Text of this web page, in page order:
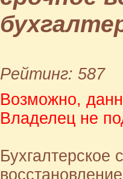
Рейтинг: 587
Возможно,
Владелец не
Бухгалтерское